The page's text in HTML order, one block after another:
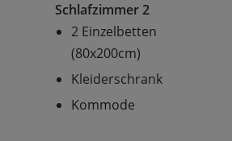
Schlafzimmer 2
2 Einzelbetten
(80x200cm)
Kleiderschrank
Kommode